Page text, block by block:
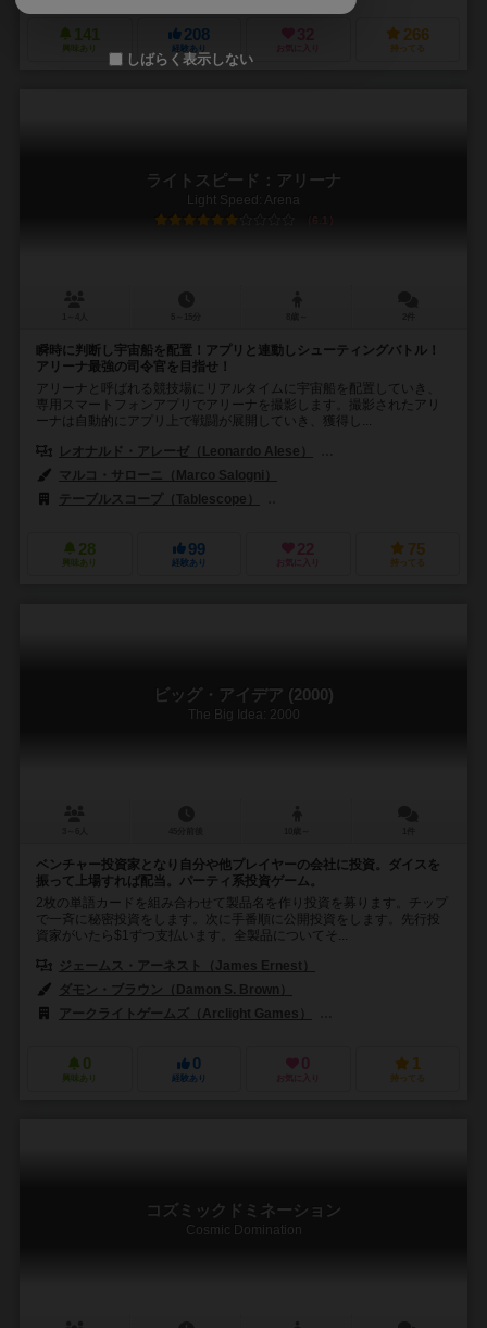
141
興味あり
208
経験あり お気に入り
266
持ってる
ライトスピード：アリーナ
Light Speed: Arena
6.1
瞬時に判断し宇宙船を配置！アプリと連動しシューティングバトル！
アリーナ最強の司令官を目指せ！
アリーナと呼ばれる競技場にリアルタイムに宇宙船を配置していき、
専用スマートフォンアプリでアリーナを撮影します。撮影されたアリ
ーナは自動的にアプリ上で戦闘が展開していき、獲得し...
レオナルド・アレーゼ（Leonardo Alese）
マルコ・サローニ（Marco Salogni）
テーブルスコープ（Tablescope）
28
興味あり
99
経験あり
22
お気に入り
75
持ってる
ビッグ・アイデア (2000)
The Big Idea: 2000
ベンチャー投資家となり自分や他プレイヤーの会社に投資。ダイスを
振って上場すれば配当。パーティ系投資ゲーム。
2枚の単語カードを組み合わせて製品名を作り投資を募ります。チップ
で一斉に秘密投資をします。次に手番順に公開投資をします。先行投
資家がいたら$1ずつ支払います。全製品についてそ...
ジェームス・アーネスト（James Ernest）
ダモン・ブラウン（Damon S. Brown）
アークライトゲームズ（Arclight Games）
0
興味あり
0
経験あり
0
お気に入り
1
持ってる
コズミックドミネーション
Cosmic Domination
しばらく表示しない